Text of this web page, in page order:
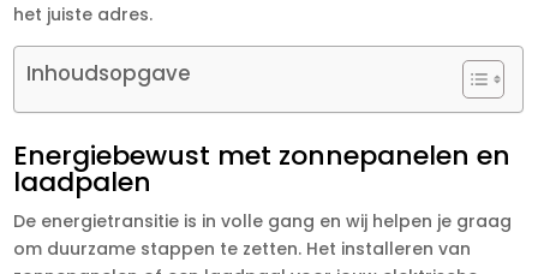
het juiste adres.
Inhoudsopgave
Energiebewust met zonnepanelen en
laadpalen
De energietransitie is in volle gang en wij helpen je graag
om duurzame stappen te zetten. Het installeren van